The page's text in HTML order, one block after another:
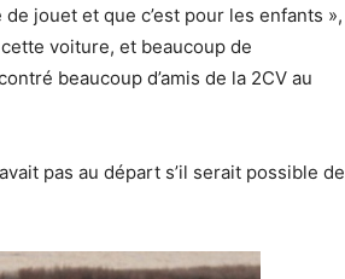
jouet et que c’est pour les enfants »,
voiture, et beaucoup de
beaucoup d’amis de la 2CV au
pas au départ s’il serait possible de